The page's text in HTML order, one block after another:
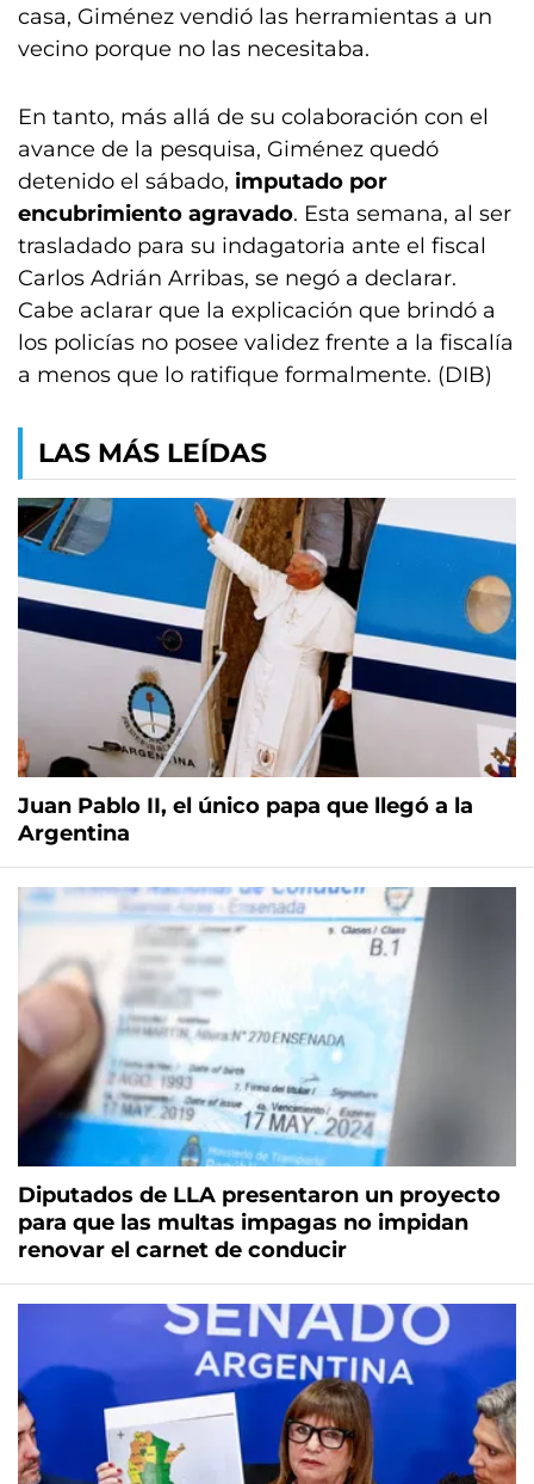
casa, Giménez vendió las herramientas a un
vecino porque no las necesitaba.
En tanto, más allá de su colaboración con el
avance de la pesquisa, Giménez quedó
detenido el sábado, imputado por
encubrimiento agravado. Esta semana, al ser
trasladado para su indagatoria ante el fiscal
Carlos Adrián Arribas, se negó a declarar.
Cabe aclarar que la explicación que brindó a
los policías no posee validez frente a la fiscalía
a menos que lo ratifique formalmente. (DIB)
LAS MÁS LEÍDAS
Juan Pablo II, el único papa que llegó a la
Argentina
Diputados de LLA presentaron un proyecto
para que las multas impagas no impidan
renovar el carnet de conducir